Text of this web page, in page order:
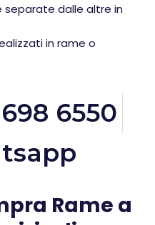
dalle altre in
in rame o
698 6550
Rame a